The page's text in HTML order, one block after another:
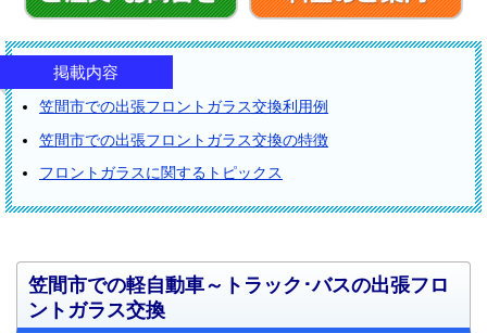
掲載内容
笠間市での出張フロントガラス交換利用例
笠間市での出張フロントガラス交換の特徴
フロントガラスに関するトピックス
笠間市での軽自動車～トラック･バスの出張フロ
ントガラス交換